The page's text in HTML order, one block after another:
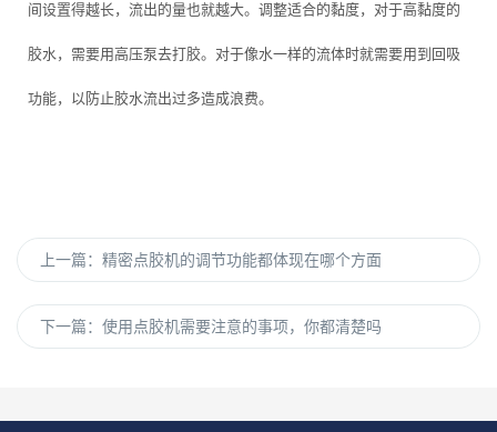
间设置得越长，流出的量也就越大。调整适合的黏度，对于高黏度的
胶水，需要用高压泵去打胶。对于像水一样的流体时就需要用到回吸
功能，以防止胶水流出过多造成浪费。
上一篇： 精密点胶机的调节功能都体现在哪个方面
下一篇： 使用点胶机需要注意的事项，你都清楚吗